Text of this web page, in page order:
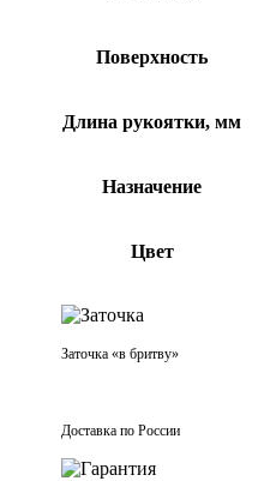
Поверхность
Длина рукоятки, мм
Назначение
Цвет
Заточка «в бритву»
Доставка по России